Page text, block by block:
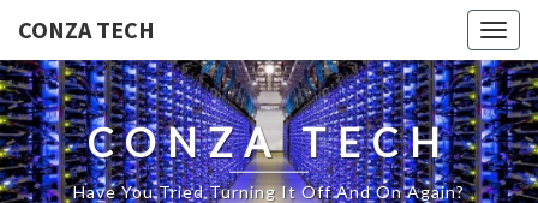
CONZA TECH
CONZA TECH
Have You Tried Turning It Off And On Again?